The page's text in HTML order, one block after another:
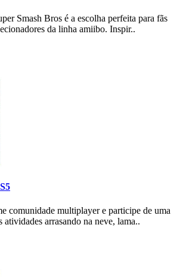
Smash Bros é a escolha perfeita para fãs
da linha amiibo. Inspir..
comunidade multiplayer e participe de uma
atividades arrasando na neve, lama..